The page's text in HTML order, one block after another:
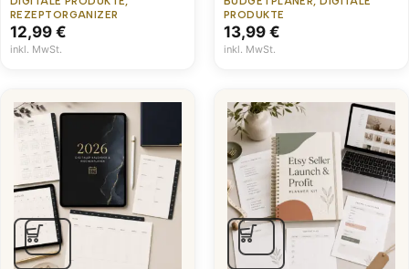
REZEPTORGANIZER
12,99 €
inkl. MwSt.
PRODUKTE
13,99 €
inkl. MwSt.